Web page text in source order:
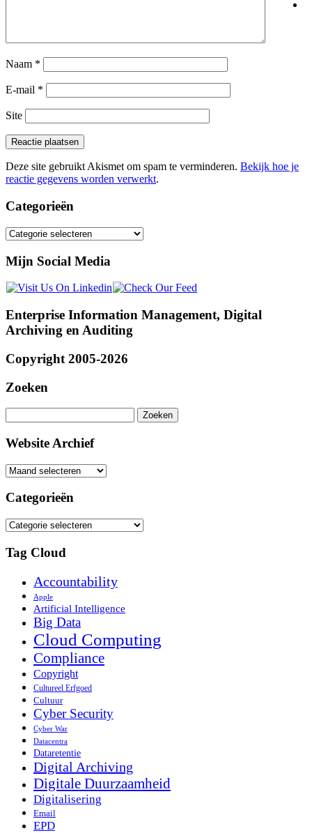
Naam *
E-mail *
Site
Deze site gebruikt Akismet om spam te verminderen. Bekijk hoe je
reactie gegevens worden verwerkt.
Categorieën
Categorieën
Mijn Social Media
Enterprise Information Management, Digital
Archiving en Auditing
Copyright 2005-2026
Zoeken
naar:
Website Archief
Website
Categorieën
Categorieën
Tag Cloud
Accountability
Apple
Artificial Intelligence
Big Data
Cloud Computing
Compliance
Copyright
Cultureel Erfgoed
Cultuur
Cyber Security
Cyber War
Datacentra
Dataretentie
Digital Archiving
Digitale Duurzaamheid
Digitalisering
Email
EPD